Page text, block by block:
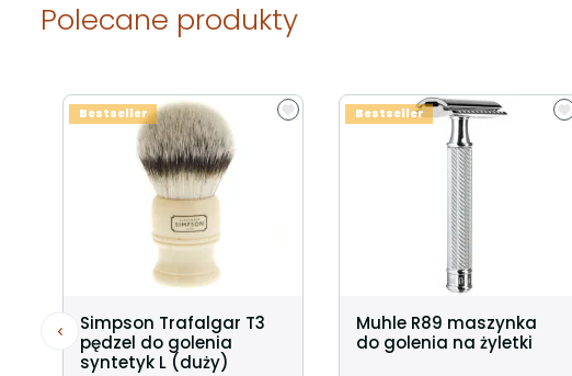
Polecane produkty
Simpson Trafalgar T3
pędzel do golenia
syntetyk L (duży)
Bestseller
Muhle R89 maszynka
do golenia na żyletki
Bestseller